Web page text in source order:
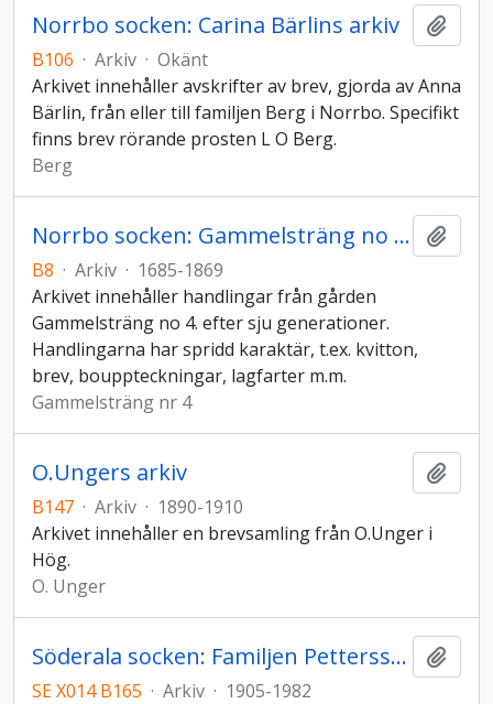
Norrbo socken: Carina Bärlins arkiv
B106 · Arkiv · Okänt
Arkivet innehåller avskrifter av brev, gjorda av Anna
Bärlin, från eller till familjen Berg i Norrbo. Specifikt
finns brev rörande prosten L O Berg.
Berg
Norrbo socken: Gammelsträng no 4 gårdsarkiv
B8 · Arkiv · 1685-1869
Arkivet innehåller handlingar från gården
Gammelsträng no 4. efter sju generationer.
Handlingarna har spridd karaktär, t.ex. kvitton,
brev, bouppteckningar, lagfarter m.m.
Gammelsträng nr 4
O.Ungers arkiv
B147 · Arkiv · 1890-1910
Arkivet innehåller en brevsamling från O.Unger i
Hög.
O. Unger
Söderala socken: Familjen Petterssons arkiv
SE X014 B165 · Arkiv · 1905-1982